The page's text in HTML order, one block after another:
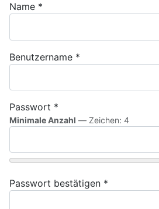
Name *
Benutzername *
Passwort *
Minimale Anzahl — Zeichen: 4
Passwort bestätigen *